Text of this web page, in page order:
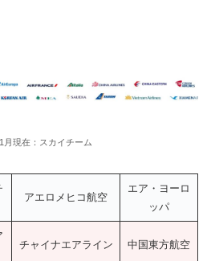
月現在：スカイチーム
アエロメヒコ航空
エア・ヨーロ
ッパ
チャイナエアライン 中国東方航空